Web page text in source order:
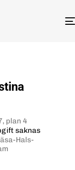
plan 4
saknas
Hals-